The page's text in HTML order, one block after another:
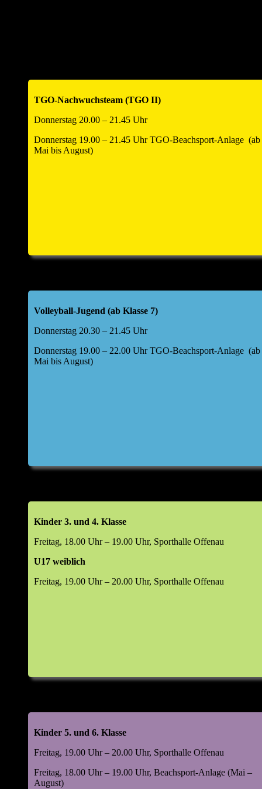
TGO-Nachwuchsteam (TGO II)
Donnerstag 20.00 – 21.45 Uhr
Donnerstag 19.00 – 21.45 Uhr TGO-Beachsport-Anlage (ab
Mai bis August)
Volleyball-Jugend (ab Klasse 7)
Donnerstag 20.30 – 21.45 Uhr
Donnerstag 19.00 – 22.00 Uhr TGO-Beachsport-Anlage (ab
Mai bis August)
Kinder 3. und 4. Klasse
Freitag, 18.00 Uhr – 19.00 Uhr, Sporthalle Offenau
U17 weiblich
Freitag, 19.00 Uhr – 20.00 Uhr, Sporthalle Offenau
Kinder 5. und 6. Klasse
Freitag, 19.00 Uhr – 20.00 Uhr, Sporthalle Offenau
Freitag, 18.00 Uhr – 19.00 Uhr, Beachsport-Anlage (Mai –
August)